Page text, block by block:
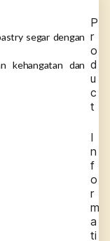
segar dengan
kehangatan dan
P
r
o
d
u
c
t
I
n
f
o
r
m
a
ti